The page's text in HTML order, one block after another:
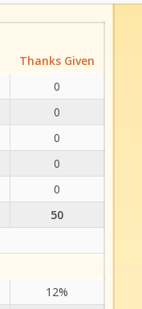
Thanks Given
0
0
0
0
0
50
12%